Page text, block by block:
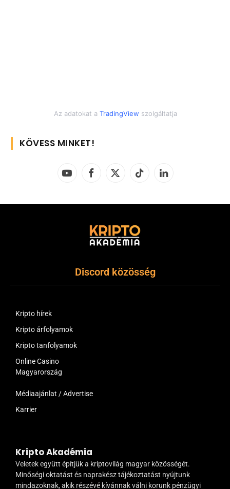
Az adatokat a TradingView szolgáltatja
KÖVESS MINKET!
YouTubeFacebook
X
TikTok LinkedIn
Discord közösség
Kripto hírek
Kripto árfolyamok
Kripto tanfolyamok
Online Casino
Magyarország
Médiaajánlat / Advertise
Karrier
Kripto Akadémia
Veletek együtt építjük a kriptovilág magyar közösségét.
Minőségi oktatást és naprakész tájékoztatást nyújtunk
mindazoknak, akik részévé kívánnak válni korunk pénzügyi